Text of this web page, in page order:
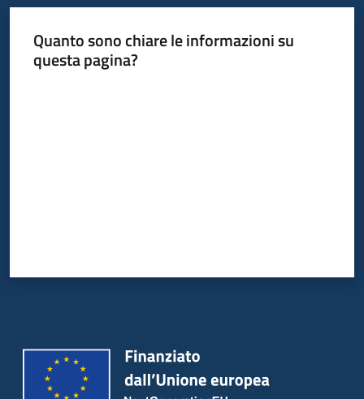
Quanto sono chiare le informazioni su
questa pagina?